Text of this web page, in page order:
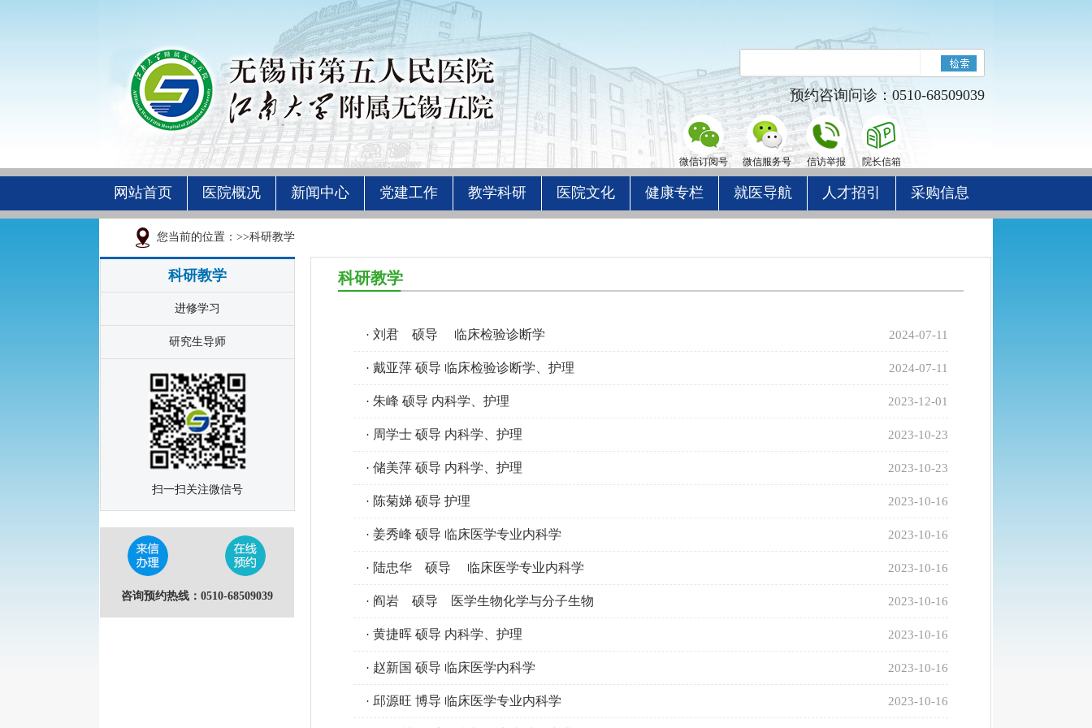
预约咨询问诊：0510-68509039
微信订阅号 微信服务号 信访举报 院长信箱
网站首页 医院概况 新闻中心 党建工作 教学科研 医院文化 健康专栏 就医导航 人才招引 采购信息
您当前的位置：>>科研教学
科研教学
进修学习
研究生导师
扫一扫关注微信号
咨询预约热线：0510-68509039
科研教学
·刘君 硕导 临床检验诊断学 2024-07-11
·戴亚萍 硕导 临床检验诊断学、护理 2024-07-11
·朱峰 硕导 内科学、护理 2023-12-01
· 周学士 硕导 内科学、护理 2023-10-23
·储美萍 硕导 内科学、护理 2023-10-23
· 陈菊娣 硕导 护理 2023-10-16
·姜秀峰 硕导 临床医学专业内科学 2023-10-16
· 陆忠华 硕导 临床医学专业内科学 2023-10-16
· 阎岩 硕导 医学生物化学与分子生物 2023-10-16
·黄捷晖 硕导 内科学、护理 2023-10-16
· 赵新国 硕导 临床医学内科学 2023-10-16
·邱源旺 博导 临床医学专业内科学 2023-10-16